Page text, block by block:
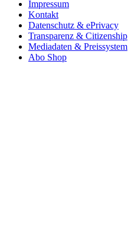
Impressum
Kontakt
Datenschutz & ePrivacy
Transparenz & Citizenship
Mediadaten & Preissystem
Abo Shop